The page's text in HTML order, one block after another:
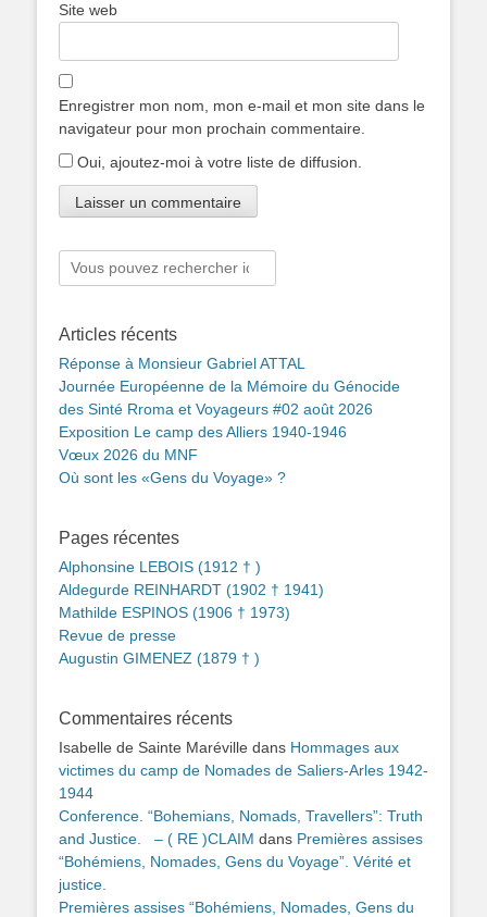
Site web
Enregistrer mon nom, mon e-mail et mon site dans le
navigateur pour mon prochain commentaire.
Oui, ajoutez-moi à votre liste de diffusion.
Rechercher :
Articles récents
Réponse à Monsieur Gabriel ATTAL
Journée Européenne de la Mémoire du Génocide
des Sinté Rroma et Voyageurs #02 août 2026
Exposition Le camp des Alliers 1940-1946
Vœux 2026 du MNF
Où sont les «Gens du Voyage» ?
Pages récentes
Alphonsine LEBOIS (1912 † )
Aldegurde REINHARDT (1902 † 1941)
Mathilde ESPINOS (1906 † 1973)
Revue de presse
Augustin GIMENEZ (1879 † )
Commentaires récents
Isabelle de Sainte Maréville dans Hommages aux
victimes du camp de Nomades de Saliers-Arles 1942-
1944
Conference. “Bohemians, Nomads, Travellers”: Truth
and Justice. – ( RE )CLAIM dans Premières assises
“Bohémiens, Nomades, Gens du Voyage”. Vérité et
justice.
Premières assises “Bohémiens, Nomades, Gens du